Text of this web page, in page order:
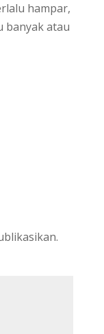
hampar,
banyak atau